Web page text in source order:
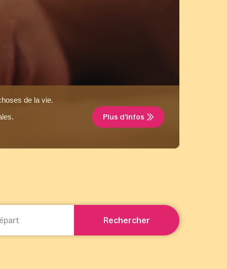
de la vie.
Plus d'infos
Rechercher